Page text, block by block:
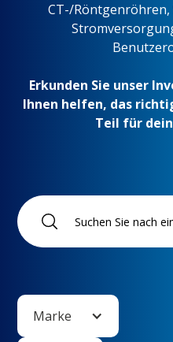
CT-/
Erkunden Sie unser
Ihnen helfen, das
Teil für
Marke